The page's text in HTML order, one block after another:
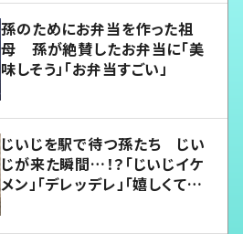
孫のためにお弁当を作った祖
母 孫が絶賛したお弁当に「美
味しそう」「お弁当すごい」
じいじを駅で待つ孫たち じい
じが来た瞬間…！？「じいじイケ
メン」「デレッデレ」「嬉しくて可